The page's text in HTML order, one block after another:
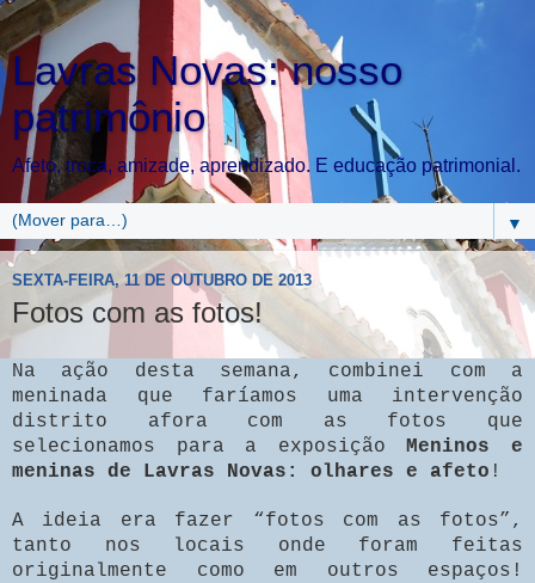
Lavras Novas: nosso
patrimônio
Afeto, troca, amizade, aprendizado. E educação patrimonial.
▼
SEXTA-FEIRA, 11 DE OUTUBRO DE 2013
Fotos com as fotos!
Na ação desta semana, combinei com a
meninada que faríamos uma intervenção
distrito afora com as fotos que
selecionamos para a exposiçãoMeninos e
meninas de Lavras Novas: olhares e afeto !
A ideia era fazer “fotos com as fotos”,
tanto nos locais onde foram feitas
originalmente como em outros espaços!